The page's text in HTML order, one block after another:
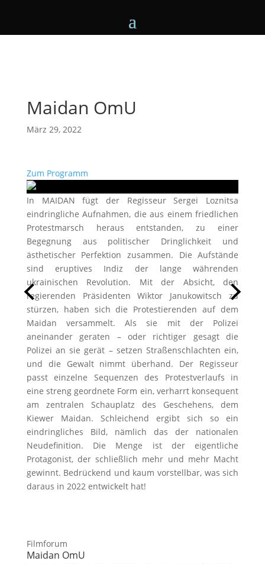
Maidan OmU
März 29, 2022
Zum Programm
In MAIDAN fügt der Regisseur Sergei Loznitsa
eindringliche Aufnahmen, die aus einem friedlichen
Protestmarsch heraus entstanden, zu einer
Begegnung aus politischer Dringlichkeit und
ästhetischer Perfektion zusammen. Die Aufstände
sind eruptives Indiz der lange währenden
ukrainischen Revolution. Mit der Absicht, den
regierenden Präsidenten Wiktor Janukowitsch zu
stürzen, haben sich die Protestierenden auf dem
Maidan versammelt. Als sie mit der Polizei
aneinander geraten – oder richtiger gesagt die
Polizei an sie gerät – setzen Straßenschlachten ein,
und die Gewalt nimmt überhand. Der Regisseur
passt einzelne Sequenzen des Protestverlaufs in
eine streng geordnete Form ein, verharrt konsequent
am zentralen Schauplatz des Geschehens, dem
Kiewer Maidan. Schleichend ergibt sich so ein
eindringliches Bild, nämlich das der nationalen
Neudefinition. Die Menge ist der eigentliche
Protagonist, der schließlich mehr und mehr Macht
gewinnt. Bedrückend und kaum vorstellbar, was sich
daraus in 2022 entwickelt hat!
Filmforum
Maidan OmU